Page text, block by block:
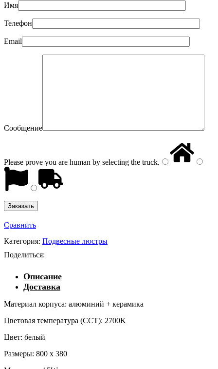
Имя
Телефон
Email
Сообщение
Please prove you are human by selecting the truck.
Сравнить
Категория: Подвесные люстры
Поделиться:
Описание
Доставка
Материал корпуса: алюминий + керамика
Цветовая температура (CCT): 2700K
Цвет: белый
Размеры: 800 x 380